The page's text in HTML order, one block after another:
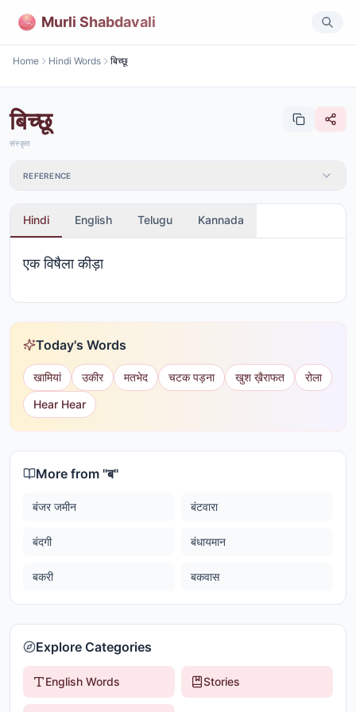
Murli Shabdavali
Home Hindi Words बिच्छू
बिच्छू
संस्कृत
REFERENCE
Hindi English Telugu Kannada
एक विषैला कीड़ा
Today's Words
खामियां उकीर मतभेद चटक पड़ना खुश ख़ैराफत
रोला
Hear Hear
More from "ब"
बंजर जमीन बंटवारा
बंदगी बंधायमान
बकरी बकवास
Explore Categories
English Words Stories